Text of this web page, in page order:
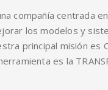
compañía centrada
los modelos y
principal misión es
es la